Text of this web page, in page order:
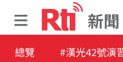
新聞
總覽 #漢光42號演